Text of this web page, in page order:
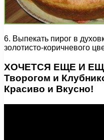
6. Выпекать пирог в
золотисто-коричневого
ХОЧЕТСЯ ЕЩЕ И
Творогом и
Красиво и Вкусно!